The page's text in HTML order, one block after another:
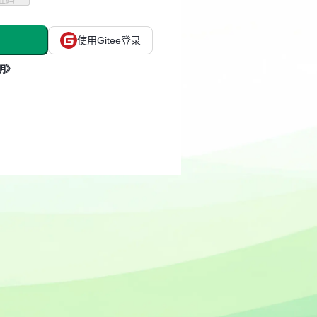
使用Gitee登录
》